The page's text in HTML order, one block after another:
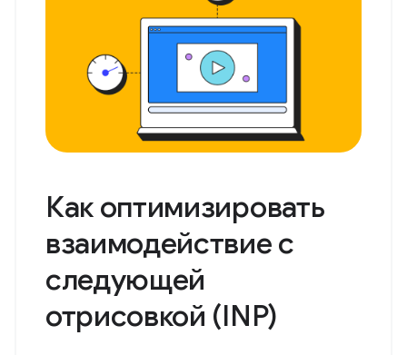
Как оптимизировать
взаимодействие с
следующей
отрисовкой (INP)